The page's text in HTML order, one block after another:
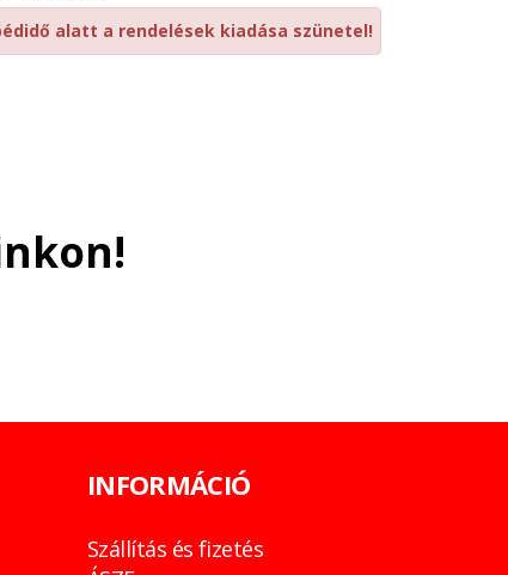
alatt a rendelések kiadása szünetel!
INFORMÁCIÓ
Szállítás és fizetés